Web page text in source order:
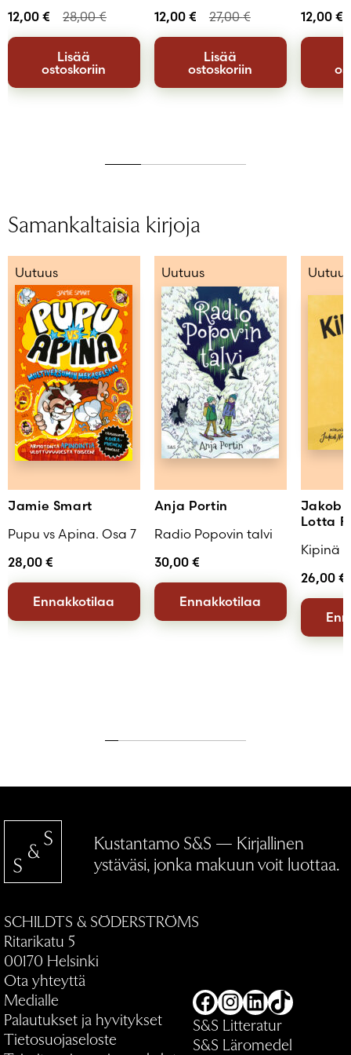
12,00 € 28,00€
Lisää
ostoskoriin
12,00 € 27,00€
Lisää
ostoskoriin
12,00 €
Samankaltaisia kirjoja
Uutuus
Jamie Smart
Pupu vs Apina. Osa 7
28,00 €
Ennakkotilaa
Uutuus
Anja Portin
Radio Popovin talvi
30,00 €
Ennakkotilaa
Uutuus
Jakob
Lotta
Kipinä
26,00 €
Kustantamo S&S — Kirjallinen
ystäväsi, jonka makuun voit luottaa.
SCHILDTS & SÖDERSTRÖMS
Ritarikatu 5
00170 Helsinki
Ota yhteyttä
Medialle
Palautukset ja hyvitykset
Tietosuojaseloste
Facebook
Instagram
LinkedIn
TikTok
S&S Litteratur
S&S Läromedel